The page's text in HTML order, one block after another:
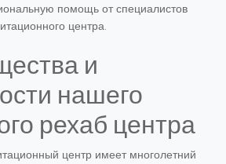
помощь от специалистов
центра.
и
нашего
рехаб центра
центр имеет многолетний